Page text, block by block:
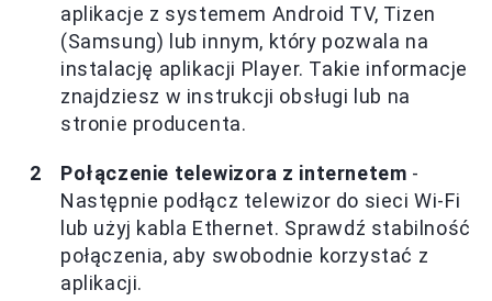
aplikacje z systemem Android TV, Tizen
(Samsung) lub innym, który pozwala na
instalację aplikacji Player. Takie informacje
znajdziesz w instrukcji obsługi lub na
stronie producenta.
Połączenie telewizora z internetem -
Następnie podłącz telewizor do sieci Wi-Fi
lub użyj kabla Ethernet. Sprawdź stabilność
połączenia, aby swobodnie korzystać z
aplikacji.